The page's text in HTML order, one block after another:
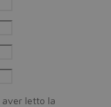
aver letto la